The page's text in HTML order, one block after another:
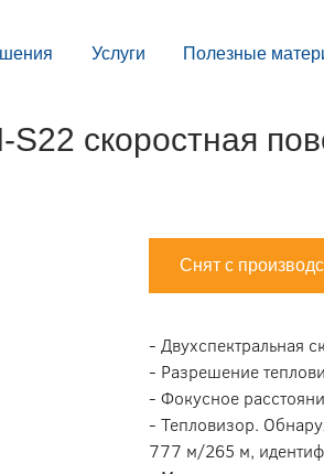
Услуги Полезные
скоростная
Снят с
- Двухспектральная
- Разрешение
- Фокусное
- Тепловизор.
777 м/265 м,